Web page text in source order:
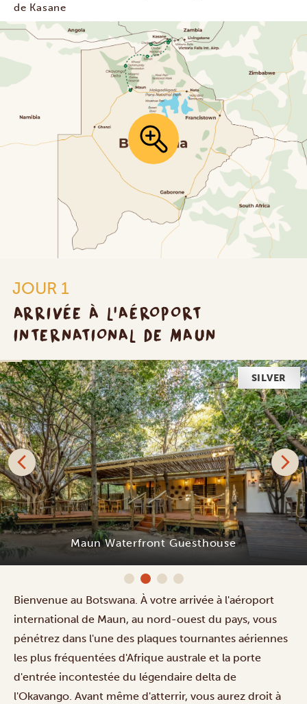
de Kasane
JOUR 1
ARRIVÉE À L'AÉROPORT
INTERNATIONAL DE MAUN
SILVER
Maun Waterfront Guesthouse
Bienvenue au Botswana. À votre arrivée à l'aéroport
international de Maun, au nord-ouest du pays, vous
pénétrez dans l'une des plaques tournantes aériennes
les plus fréquentées d'Afrique australe et la porte
d'entrée incontestée du légendaire delta de
l'Okavango. Avant même d'atterrir, vous aurez droit à